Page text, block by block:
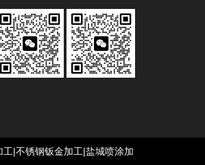
|不锈钢钣金加工|盐城喷涂加